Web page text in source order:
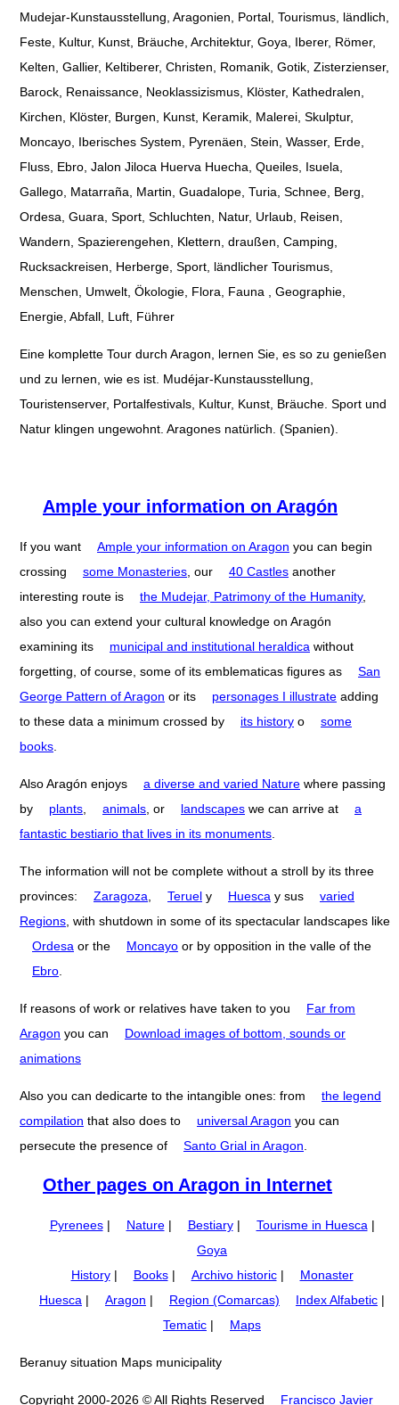
Mudejar-Kunstausstellung, Aragonien, Portal, Tourismus, ländlich,
Feste, Kultur, Kunst, Bräuche, Architektur, Goya, Iberer, Römer,
Kelten, Gallier, Keltiberer, Christen, Romanik, Gotik, Zisterzienser,
Barock, Renaissance, Neoklassizismus, Klöster, Kathedralen,
Kirchen, Klöster, Burgen, Kunst, Keramik, Malerei, Skulptur,
Moncayo, Iberisches System, Pyrenäen, Stein, Wasser, Erde,
Fluss, Ebro, Jalon Jiloca Huerva Huecha, Queiles, Isuela,
Gallego, Matarraña, Martin, Guadalope, Turia, Schnee, Berg,
Ordesa, Guara, Sport, Schluchten, Natur, Urlaub, Reisen,
Wandern, Spazierengehen, Klettern, draußen, Camping,
Rucksackreisen, Herberge, Sport, ländlicher Tourismus,
Menschen, Umwelt, Ökologie, Flora, Fauna , Geographie,
Energie, Abfall, Luft, Führer
Eine komplette Tour durch Aragon, lernen Sie, es so zu genießen
und zu lernen, wie es ist. Mudéjar-Kunstausstellung,
Touristenserver, Portalfestivals, Kultur, Kunst, Bräuche. Sport und
Natur klingen ungewohnt. Aragones natürlich. (Spanien).
Ample your information on Aragón
If you want Ample your information on Aragon you can begin
crossing
some Monasteries , our 40 Castles another
interesting route is
the Mudejar, Patrimony of the Humanity,
also you can extend your cultural knowledge on Aragón
examining its
municipal and institutional heraldica without
forgetting, of course, some of its emblematicas figures as
San
George Pattern of Aragon or its personages I illustrate adding
to these data a minimum crossed by
its history o
some
books
Also Aragón enjoys a diverse and varied Nature where passing
by
plants animals , or landscapes we can arrive at
a
fantastic bestiario that lives in its monuments
The information will not be complete without a stroll by its three
provinces:
Zaragoza Teruel y Huesca y sus
varied
Regions , with shutdown in some of its spectacular landscapes like
Ordesa or the Moncayo or by opposition in the valle of the
Ebro
If reasons of work or relatives have taken to you
Far from
Aragon you can
Download images of bottom, sounds or
animations
Also you can dedicarte to the intangible ones: from
the legend
compilation that also does to universal Aragon you can
persecute the presence of
Santo Grial in Aragon
Other pages on Aragon in Internet
Pyrenees| Nature| Bestiary| Tourisme in Huesca |
Goya
History| Books| Archivo historic|
Monaster
Huesca | Aragon | Region (Comarcas) Index Alfabetic |
Tematic | Maps
Beranuy situation Maps municipality
Copyright 2000-2026 © All Rights Reserved
Francisco Javier